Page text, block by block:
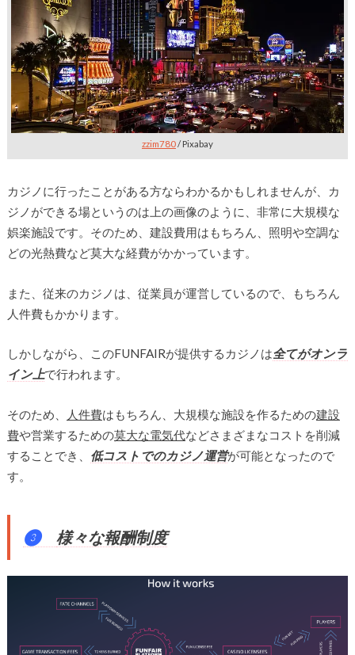
zzim780/ Pixabay
カジノに行ったことがある方ならわかるかもしれませんが、カ
ジノができる場というのは上の画像のように、非常に大規模な
娯楽施設です。そのため、建設費用はもちろん、照明や空調な
どの光熱費など莫大な経費がかかっています。
また、従来のカジノは、従業員が運営しているので、もちろん
人件費もかかります。
しかしながら、このFUNFAIRが提供するカジノは全てがオンラ
イン上で行われます。
そのため、 人件費はもちろん、大規模な施設を作るための建設
費や営業するための莫大な電気代などさまざまなコストを削減
することでき、 低コストでのカジノ運営が可能となったので
す。
❸ 様々な報酬制度